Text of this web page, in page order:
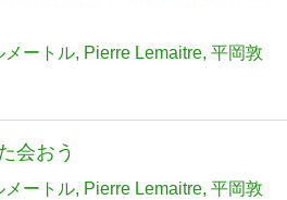
メートル Pierre Lemaitre 平岡敦
会おう
メートル Pierre Lemaitre 平岡敦